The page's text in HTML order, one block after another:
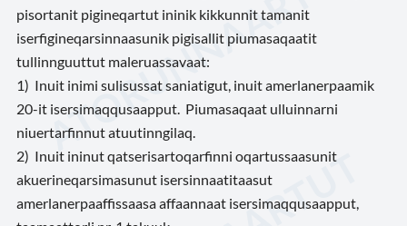
pisortanit pigineqartut ininik kikkunnit tamanit
iserfigineqarsinnaasunik pigisallit piumasaqaatit
tullinnguuttut maleruassavaat:
1) Inuit inimi sulisussat saniatigut, inuit amerlanerpaamik
20-it isersimaqqusaapput. Piumasaqaat ulluinnarni
niuertarfinnut atuutinngilaq.
2) Inuit ininut qatserisartoqarfinni oqartussaasunit
akuerineqarsimasunut isersinnaatitaasut
amerlanerpaaffissaasa affaannaat isersimaqqusaapput,